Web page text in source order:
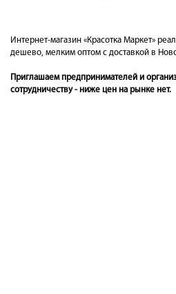
Интернет-магазин «Красотка Маркет»
дешево, мелким оптом с доставкой в
Приглашаем предпринимателей и
сотрудничеству - ниже цен на рынке нет.